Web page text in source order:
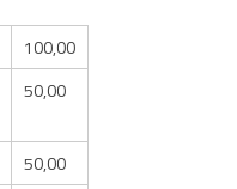
100,00
50,00
50,00